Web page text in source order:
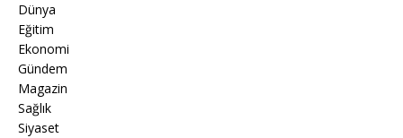
Dünya
Eğitim
Ekonomi
Gündem
Magazin
Sağlık
Siyaset